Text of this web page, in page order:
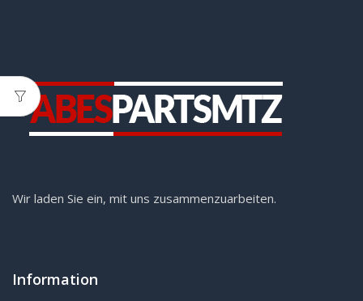
Wir laden Sie ein, mit uns zusammenzuarbeiten.
Information